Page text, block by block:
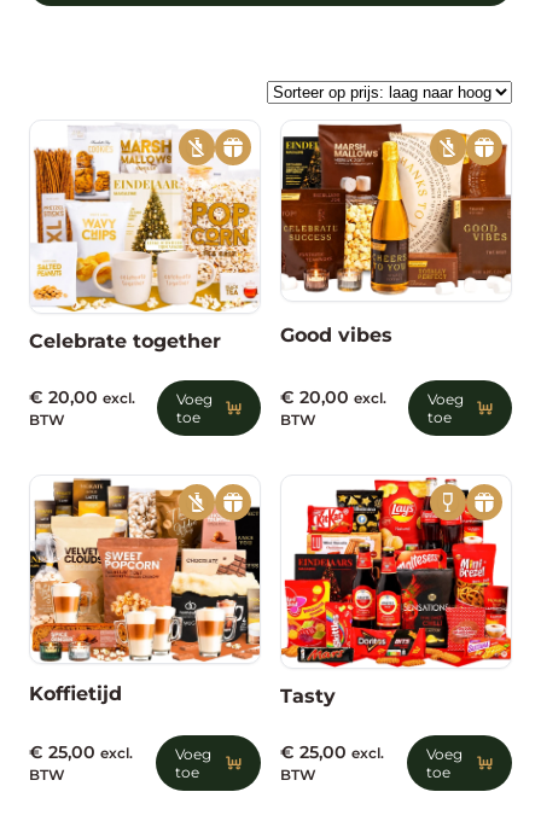
Celebrate together
Voeg
toe
€ 20,00 excl.
BTW
Good vibes
Voeg
toe
€ 20,00 excl.
BTW
Koffietijd
Voeg
toe
€ 25,00 excl.
BTW
Tasty
Voeg
toe
€ 25,00 excl.
BTW